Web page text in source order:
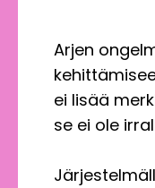
Arjen
ei lisää
se ei ole